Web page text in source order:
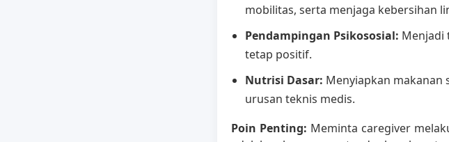
mobilitas, serta menjaga kebersihan
Pendampingan Psikososial: Menjadi
tetap positif.
Nutrisi Dasar: Menyiapkan makanan
urusan teknis medis.
Poin Penting: Meminta caregiver